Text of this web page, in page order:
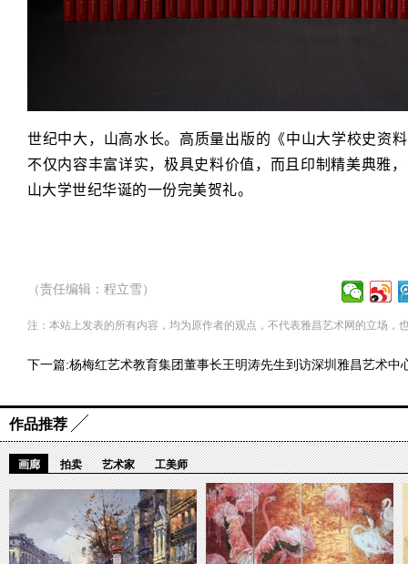
世纪中大，山高水长。高质量出版的《中山大学校史资
不仅内容丰富详实，极具史料价值，而且印制精美典雅
山大学世纪华诞的一份完美贺礼。
（责任编辑：程立雪）
注：本站上发表的所有内容，均为原作者的观点，不代表雅昌艺术网的立场，
下一篇:杨梅红艺术教育集团董事长王明涛先生到访深圳雅昌艺术中
作品推荐
画廊 拍卖 艺术家 工美师